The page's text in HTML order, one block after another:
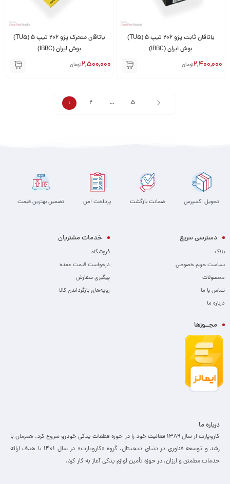
یاتاقان ثابت پژو 206 تیپ 5 (TU5)
بوش ایران (IBBC)
2,400,000تومان
یاتاقان متحرک پژو 206 تیپ 5 (TU5)
بوش ایران (IBBC)
2,500,000تومان
1 2 … 5
تحویل اکسپرس ضمانت بازگشت پرداخت امن تضمین بهترین قیمت
دسترسی سریع
بلاگ
سیاست حریم خصوصی
محصولات
تماس با ما
درباره ما
خدمات مشتریان
فروشگاه
درخواست قیمت عمده
پیگیری سفارش
رویه‌های بازگرداندن کالا
مجــوزها
درباره ما
کاروپارت از سال ۱۳۸۹ فعالیت خود را در حوزه قطعات یدکی خودرو شروع کرد. همزمان با
رشد و توسعه فناوری در دنیای دیجیتال، گروه «کاروپارت» در سال ۱۴۰۱ با هدف ارائه
خدمات مطمئن و ارزان، ­در حوزه تأمین لوازم یدکی آغاز به کار کرد.